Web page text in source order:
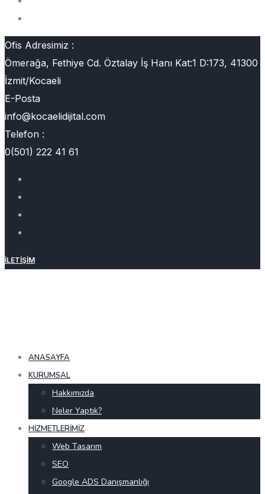
Ofis Adresimiz :
Ömerağa, Fethiye Cd. Öztalay İş Hanı Kat:1 D:173, 41300
İzmit/Kocaeli
E-Posta
info@kocaelidijital.com
Telefon :
0(501) 222 41 61
İLETIŞIM
ANASAYFA
KURUMSAL
Hakkımızda
Neler Yaptık?
HIZMETLERIMIZ
Web Tasarım
SEO
Google ADS Danışmanlığı